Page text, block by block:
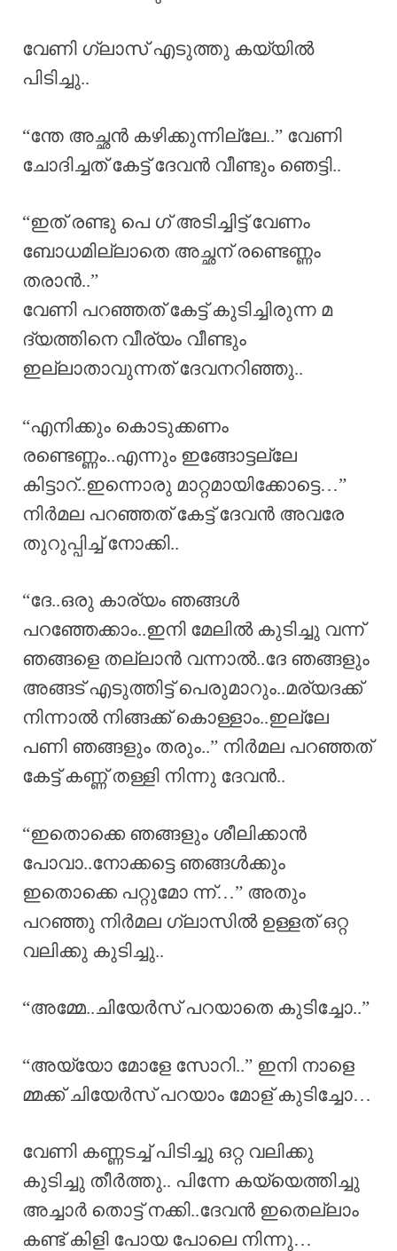
വേണി ഗ്ലാസ് എടുത്തു കയ്യിൽ
പിടിച്ചു..
“ന്തേ അച്ഛൻ കഴിക്കുന്നില്ലേ..” വേണി
ചോദിച്ചത് കേട്ട് ദേവൻ വീണ്ടും ഞെട്ടി..
“ഇത് രണ്ടു പെ ഗ് അടിച്ചിട്ട് വേണം
ബോധമില്ലാതെ അച്ഛന് രണ്ടെണ്ണം
തരാൻ..”
വേണി പറഞ്ഞത് കേട്ട് കുടിച്ചിരുന്ന മ
ദ്യത്തിനെ വീര്യം വീണ്ടും
ഇല്ലാതാവുന്നത് ദേവനറിഞ്ഞു..
“എനിക്കും കൊടുക്കണം
രണ്ടെണ്ണം..എന്നും ഇങ്ങോട്ടല്ലേ
കിട്ടാറ്..ഇന്നൊരു മാറ്റമായിക്കോട്ടെ…”
നിർമല പറഞ്ഞത് കേട്ട് ദേവൻ അവരേ
തുറുപ്പിച്ച് നോക്കി..
“ദേ..ഒരു കാര്യം ഞങ്ങൾ
പറഞ്ഞേക്കാം..ഇനി മേലിൽ കുടിച്ചു വന്ന്
ഞങ്ങളെ തല്ലാൻ വന്നാൽ..ദേ ഞങ്ങളും
അങ്ങട് എടുത്തിട്ട് പെരുമാറും..മര്യദക്ക്
നിന്നാൽ നിങ്ങക്ക് കൊള്ളാം..ഇല്ലേ
പണി ഞങ്ങളും തരും..” നിർമല പറഞ്ഞത്
കേട്ട് കണ്ണ് തള്ളി നിന്നു ദേവൻ..
“ഇതൊക്കെ ഞങ്ങളും ശീലിക്കാൻ
പോവാ..നോക്കട്ടെ ഞങ്ങൾക്കും
ഇതൊക്കെ പറ്റുമോ ന്ന്…” അതും
പറഞ്ഞു നിർമല ഗ്ലാസിൽ ഉള്ളത് ഒറ്റ
വലിക്കു കുടിച്ചു..
“അമ്മേ..ചിയേർസ് പറയാതെ കുടിച്ചോ..”
“അയ്യോ മോളേ സോറി..” ഇനി നാളെ
മ്മക്ക് ചിയേർസ് പറയാം മോള് കുടിച്ചോ…
വേണി കണ്ണടച്ച് പിടിച്ചു ഒറ്റ വലിക്കു
കുടിച്ചു തീർത്തു.. പിന്നേ കയ്യെത്തിച്ചു
അച്ചാർ തൊട്ട് നക്കി..ദേവൻ ഇതെല്ലാം
കണ്ട് കിളി പോയ പോലെ നിന്നു…